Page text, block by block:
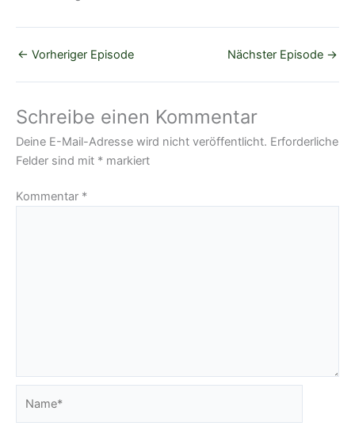
← Vorheriger Episode Nächster Episode →
Schreibe einen Kommentar
Deine E-Mail-Adresse wird nicht veröffentlicht. Erforderliche
Felder sind mit * markiert
Kommentar *